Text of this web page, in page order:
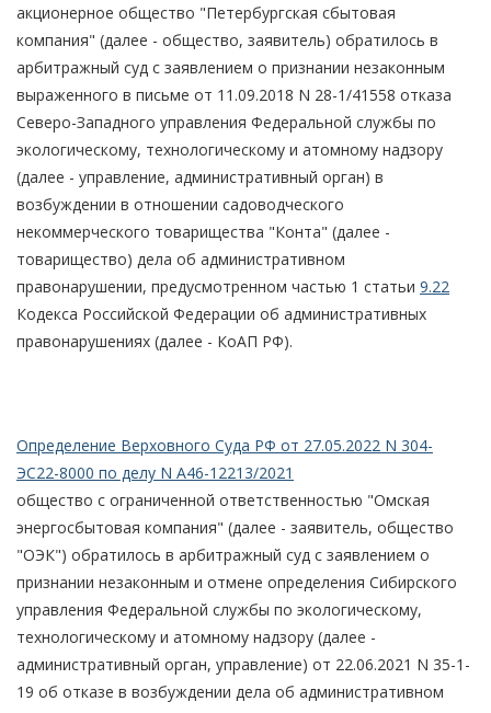
акционерное общество "Петербургская сбытовая
компания" (далее - общество, заявитель) обратилось в
арбитражный суд с заявлением о признании незаконным
выраженного в письме от 11.09.2018 N 28-1/41558 отказа
Северо-Западного управления Федеральной службы по
экологическому, технологическому и атомному надзору
(далее - управление, административный орган) в
возбуждении в отношении садоводческого
некоммерческого товарищества "Конта" (далее -
товарищество) дела об административном
правонарушении, предусмотренном частью 1 статьи 9.22
Кодекса Российской Федерации об административных
правонарушениях (далее - КоАП РФ).
Определение Верховного Суда РФ от 27.05.2022 N 304-
ЭС22-8000 по делу N А46-12213/2021
общество с ограниченной ответственностью "Омская
энергосбытовая компания" (далее - заявитель, общество
"ОЭК") обратилось в арбитражный суд с заявлением о
признании незаконным и отмене определения Сибирского
управления Федеральной службы по экологическому,
технологическому и атомному надзору (далее -
административный орган, управление) от 22.06.2021 N 35-1-
19 об отказе в возбуждении дела об административном